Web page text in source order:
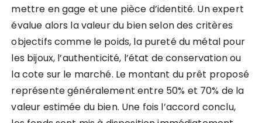
mettre en gage et une pièce d’identité. Un expert
évalue alors la valeur du bien selon des critères
objectifs comme le poids, la pureté du métal pour
les bijoux, l’authenticité, l’état de conservation ou
la cote sur le marché. Le montant du prêt proposé
représente généralement entre 50% et 70% de la
valeur estimée du bien. Une fois l’accord conclu,